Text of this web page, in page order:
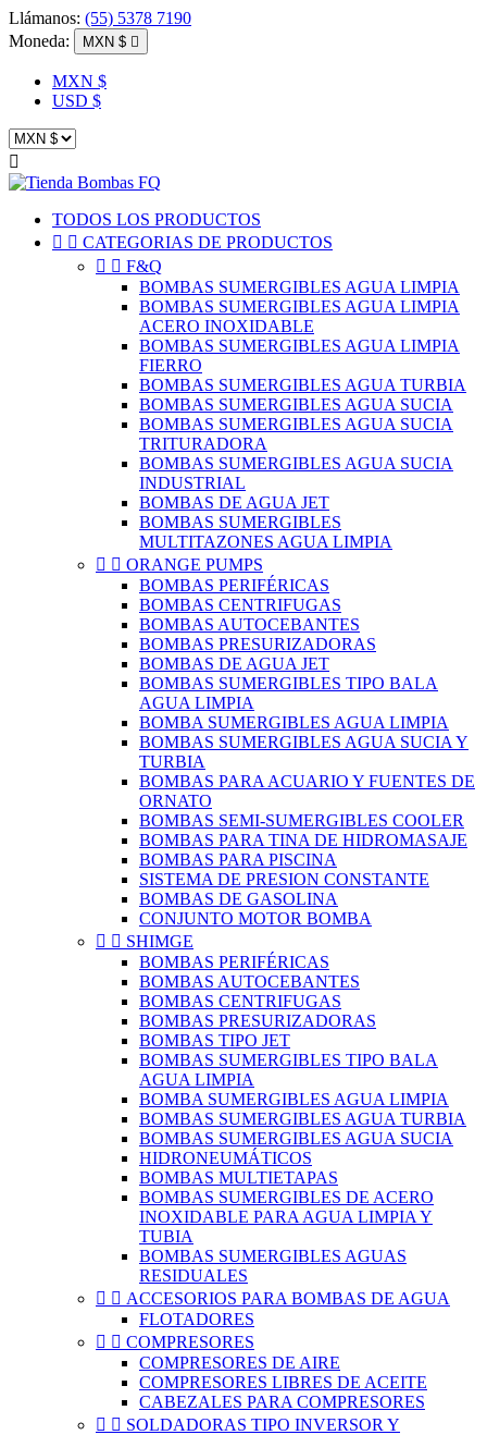
Llámanos: (55) 5378 7190
Moneda:
MXN $ 
MXN $
USD $

TODOS LOS PRODUCTOS
  CATEGORIAS DE PRODUCTOS
  F&Q
BOMBAS SUMERGIBLES AGUA LIMPIA
BOMBAS SUMERGIBLES AGUA LIMPIA
ACERO INOXIDABLE
BOMBAS SUMERGIBLES AGUA LIMPIA
FIERRO
BOMBAS SUMERGIBLES AGUA TURBIA
BOMBAS SUMERGIBLES AGUA SUCIA
BOMBAS SUMERGIBLES AGUA SUCIA
TRITURADORA
BOMBAS SUMERGIBLES AGUA SUCIA
INDUSTRIAL
BOMBAS DE AGUA JET
BOMBAS SUMERGIBLES
MULTITAZONES AGUA LIMPIA
  ORANGE PUMPS
BOMBAS PERIFÉRICAS
BOMBAS CENTRIFUGAS
BOMBAS AUTOCEBANTES
BOMBAS PRESURIZADORAS
BOMBAS DE AGUA JET
BOMBAS SUMERGIBLES TIPO BALA
AGUA LIMPIA
BOMBA SUMERGIBLES AGUA LIMPIA
BOMBAS SUMERGIBLES AGUA SUCIA Y
TURBIA
BOMBAS PARA ACUARIO Y FUENTES DE
ORNATO
BOMBAS SEMI-SUMERGIBLES COOLER
BOMBAS PARA TINA DE HIDROMASAJE
BOMBAS PARA PISCINA
SISTEMA DE PRESION CONSTANTE
BOMBAS DE GASOLINA
CONJUNTO MOTOR BOMBA
  SHIMGE
BOMBAS PERIFÉRICAS
BOMBAS AUTOCEBANTES
BOMBAS CENTRIFUGAS
BOMBAS PRESURIZADORAS
BOMBAS TIPO JET
BOMBAS SUMERGIBLES TIPO BALA
AGUA LIMPIA
BOMBA SUMERGIBLES AGUA LIMPIA
BOMBAS SUMERGIBLES AGUA TURBIA
BOMBAS SUMERGIBLES AGUA SUCIA
HIDRONEUMÁTICOS
BOMBAS MULTIETAPAS
BOMBAS SUMERGIBLES DE ACERO
INOXIDABLE PARA AGUA LIMPIA Y
TUBIA
BOMBAS SUMERGIBLES AGUAS
RESIDUALES
  ACCESORIOS PARA BOMBAS DE AGUA
FLOTADORES
  COMPRESORES
COMPRESORES DE AIRE
COMPRESORES LIBRES DE ACEITE
CABEZALES PARA COMPRESORES
  SOLDADORAS TIPO INVERSOR Y